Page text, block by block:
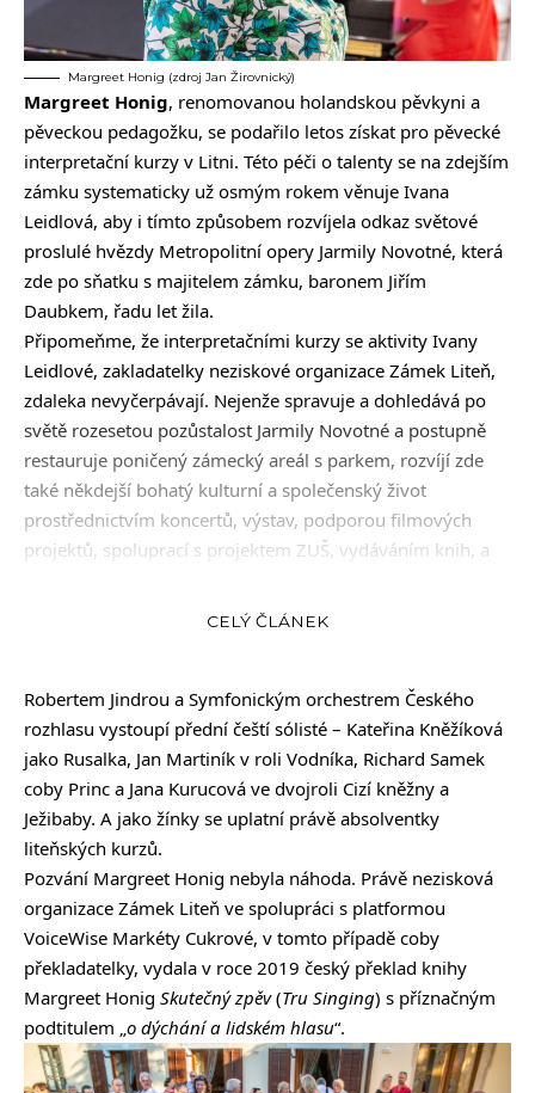
Margreet Honig (zdroj Jan Žirovnický)
Margreet Honig, renomovanou holandskou pěvkyni a
pěveckou pedagožku, se podařilo letos získat pro pěvecké
interpretační kurzy v Litni. Této péči o talenty se na zdejším
zámku systematicky už osmým rokem věnuje Ivana
Leidlová, aby i tímto způsobem rozvíjela odkaz světové
proslulé hvězdy Metropolitní opery Jarmily Novotné, která
zde po sňatku s majitelem zámku, baronem Jiřím
Daubkem, řadu let žila.
Připomeňme, že interpretačními kurzy se aktivity Ivany
Leidlové, zakladatelky neziskové organizace Zámek Liteň,
zdaleka nevyčerpávají. Nejenže spravuje a dohledává po
světě rozesetou pozůstalost Jarmily Novotné a postupně
restauruje poničený zámecký areál s parkem, rozvíjí zde
také někdejší bohatý kulturní a společenský život
prostřednictvím koncertů, výstav, podporou filmových
projektů, spoluprací s projektem ZUŠ, vydáváním knih, a
letošního jubilejního desátého ročníku bude uvedení částí
Robertem Jindrou a Symfonickým orchestrem Českého
rozhlasu vystoupí přední čeští sólisté – Kateřina Kněžíková
jako Rusalka, Jan Martiník v roli Vodníka, Richard Samek
coby Princ a Jana Kurucová ve dvojroli Cizí kněžny a
Ježibaby. A jako žínky se uplatní právě absolventky
liteňských kurzů.
Pozvání Margreet Honig nebyla náhoda. Právě nezisková
organizace Zámek Liteň ve spolupráci s platformou
VoiceWise Markéty Cukrové, v tomto případě coby
překladatelky, vydala v roce 2019 český překlad knihy
Margreet Honig Skutečný zpěv(Tru Singing) s příznačným
podtitulem „o dýchání a lidském hlasu“.
CELÝ ČLÁNEK